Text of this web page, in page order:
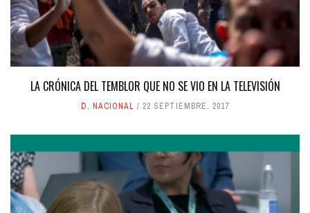
LA CRÓNICA DEL TEMBLOR QUE NO SE VIO EN LA TELEVISIÓN
D, NACIONAL 22 SEPTIEMBRE, 2017